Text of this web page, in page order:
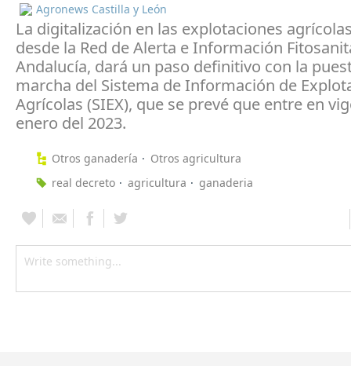
Agronews Castilla y León
La digitalización en las explotaciones
desde la Red de Alerta e Información
Andalucía, dará un paso definitivo con la
marcha del Sistema de Información de
Agrícolas (SIEX), que se prevé que entre en
enero del 2023.
Otros ganadería
Otros agricultura
real decreto
agricultura ganaderia